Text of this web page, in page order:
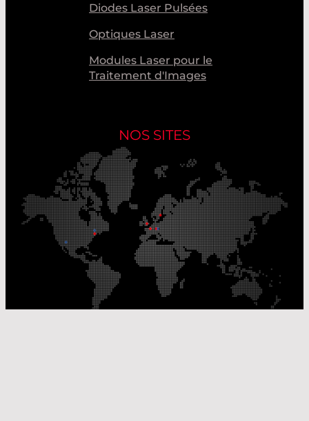
Diodes Laser Pulsées
Optiques Laser
Modules Laser pour le
Traitement d'Images
NOS SITES